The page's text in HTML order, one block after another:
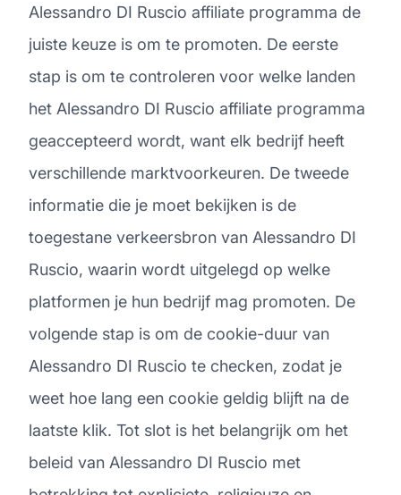
Alessandro DI Ruscio affiliate programma de
juiste keuze is om te promoten. De eerste
stap is om te controleren voor welke landen
het Alessandro DI Ruscio affiliate programma
geaccepteerd wordt, want elk bedrijf heeft
verschillende marktvoorkeuren. De tweede
informatie die je moet bekijken is de
toegestane verkeersbron van Alessandro DI
Ruscio, waarin wordt uitgelegd op welke
platformen je hun bedrijf mag promoten. De
volgende stap is om de cookie-duur van
Alessandro DI Ruscio te checken, zodat je
weet hoe lang een cookie geldig blijft na de
laatste klik. Tot slot is het belangrijk om het
beleid van Alessandro DI Ruscio met